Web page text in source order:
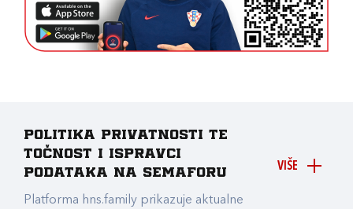
VIŠE
Politika privatnosti te
točnost i ispravci
podataka na Semaforu
Platforma hns.family prikazuje aktualne